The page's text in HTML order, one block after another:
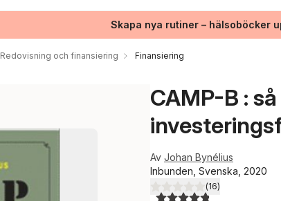
Skapa nya rutiner – hälsoböcker
Redovisning och finansiering Finansiering
CAMP-B :
Av Johan Bynélius
Inbunden, Svenska, 2020
4,8utav 5 stjärnor. Totalt
(16)